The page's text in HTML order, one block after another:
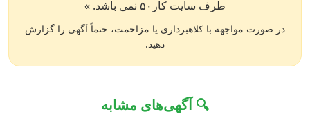
طرف سایت کار۵۰ نمی باشد. »
در صورت مواجهه با کلاهبرداری یا مزاحمت، حتماً آگهی را گزارش
دهید.
🔍 آگهی‌های مشابه